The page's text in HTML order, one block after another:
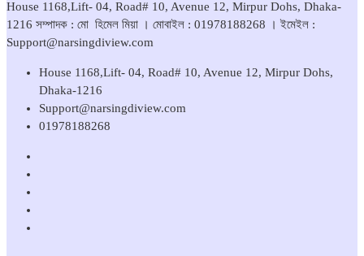
House 1168,Lift- 04, Road# 10, Avenue 12, Mirpur Dohs, Dhaka-
1216 সম্পাদক : মো হিমেল মিয়া । মোবাইল : 01978188268 । ইমেইল :
Support@narsingdiview.com
House 1168,Lift- 04, Road# 10, Avenue 12, Mirpur Dohs,
Dhaka-1216
Support@narsingdiview.com
01978188268